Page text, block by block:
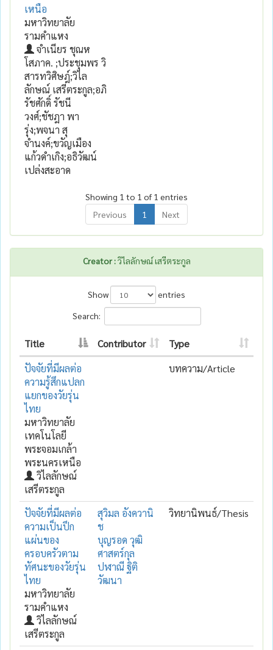
เหนือ
มหาวิทยาลัย
รามคำแหง
จำเนียร ชุณห
โสภาค. ;ประชุมพร วิ
สารทวิศิษฎ์;วิไล
ลักษณ์ เสรีตระกูล;อภิ
รัชศักดิ์ รัชนี
วงศ์;ชัชฎา พา
รุ่ง;พจนา สุ
จำนงค์;ขวัญเมือง
แก้วดำเกิง;อธิวัฒน์
เปล่งสะอาด
Showing 1 to 1 of 1 entries
Previous
1 Next
Creator :วิไลลักษณ์ เสรีตระกูล
Show
entries
Search:
Title Contributor
Type
ปัจจัยที่มีผลต่อ
ความรู้สึกแปลก
แยกของวัยรุ่น
ไทย
มหาวิทยาลัย
เทคโนโลยี
พระจอมเกล้า
พระนครเหนือ
วิไลลักษณ์
เสรีตระกูล
บทความ/Article
ปัจจัยที่มีผลต่อ
ความเป็นปึก
แผ่นของ
ครอบครัวตาม
ทัศนะของวัยรุ่น
ไทย
มหาวิทยาลัย
รามคำแหง
วิไลลักษณ์
เสรีตระกูล
สุวิมล อังควานิ
ช
บุญรอด วุฒิ
ศาสตร์กุล
ปฬาณี ฐิติ
วัฒนา
วิทยานิพนธ์/Thesis